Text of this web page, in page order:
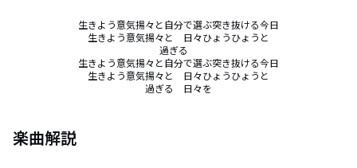
生きよう意気揚々と自分で選ぶ突き抜ける今日
生きよう意気揚々と　日々ひょうひょうと
過ぎる
生きよう意気揚々と自分で選ぶ突き抜ける今日
生きよう意気揚々と　日々ひょうひょうと
過ぎる　日々を
楽曲解説